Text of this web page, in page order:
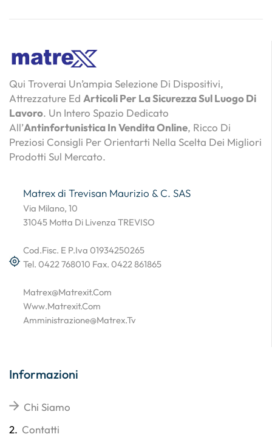
Qui Troverai Un’ampia Selezione Di Dispositivi,
Attrezzature Ed Articoli Per La Sicurezza Sul Luogo Di
Lavoro. Un Intero Spazio Dedicato
All’Antinfortunistica In Vendita Online, Ricco Di
Preziosi Consigli Per Orientarti Nella Scelta Dei Migliori
Prodotti Sul Mercato.
Matrex di Trevisan Maurizio & C. SAS
Via Milano, 10
31045 Motta Di Livenza TREVISO
Cod.Fisc. E P.Iva 01934250265
Tel. 0422 768010 Fax. 0422 861865
Matrex@matrexit.com
Www.matrexit.com
Amministrazione@matrex.tv
Informazioni
Chi Siamo
2. Contatti